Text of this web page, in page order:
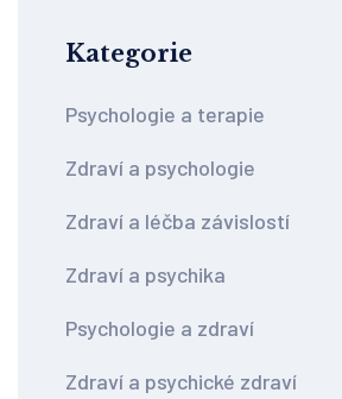
Kategorie
Psychologie a terapie
Zdraví a psychologie
Zdraví a léčba závislostí
Zdraví a psychika
Psychologie a zdraví
Zdraví a psychické zdraví